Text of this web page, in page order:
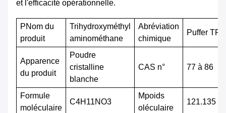
et l'efficacité opérationnelle.
PNom du
produit
Trihydroxyméthyl
aminométhane
Abréviation
chimique
Puffer
Apparence
du produit
Poudre
cristalline
blanche
CAS n° 77 à 86
Formule
moléculaire
C4H11NO3
Mpoids
oléculaire
121.135